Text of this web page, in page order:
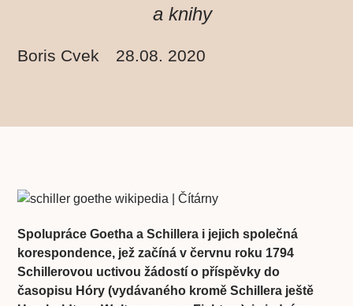
a knihy
Boris Cvek 28.08. 2020
Spolupráce Goetha a Schillera i jejich společná
korespondence, jež začíná v červnu roku 1794
Schillerovou uctivou žádostí o příspěvky do
časopisu Hóry (vydávaného kromě Schillera ještě